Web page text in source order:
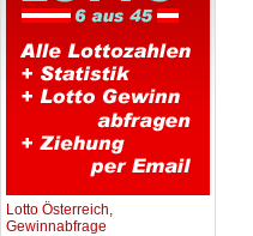
Lotto Österreich,
Gewinnabfrage